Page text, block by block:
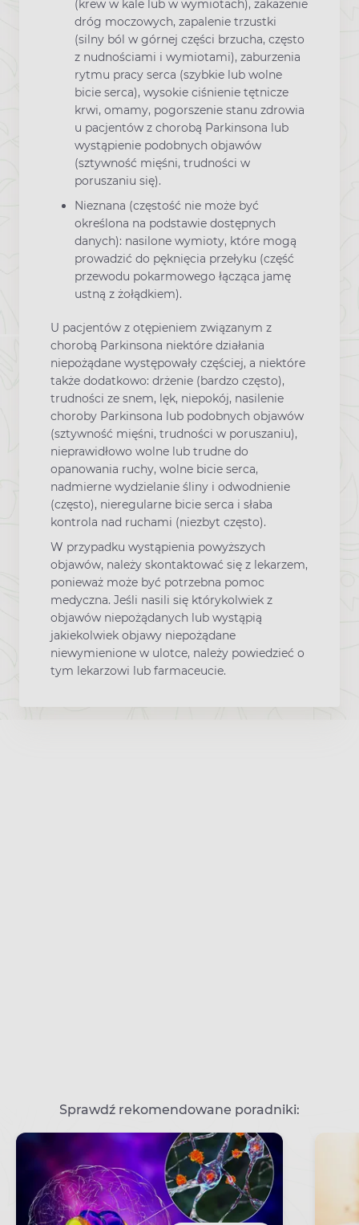
(krew w kale lub w wymiotach), zakażenie
dróg moczowych, zapalenie trzustki
(silny ból w górnej części brzucha, często
z nudnościami i wymiotami), zaburzenia
rytmu pracy serca (szybkie lub wolne
bicie serca), wysokie ciśnienie tętnicze
krwi, omamy, pogorszenie stanu zdrowia
u pacjentów z chorobą Parkinsona lub
wystąpienie podobnych objawów
(sztywność mięśni, trudności w
poruszaniu się).
Nieznana (częstość nie może być
określona na podstawie dostępnych
danych): nasilone wymioty, które mogą
prowadzić do pęknięcia przełyku (część
przewodu pokarmowego łącząca jamę
ustną z żołądkiem).
U pacjentów z otępieniem związanym z
chorobą Parkinsona niektóre działania
niepożądane występowały częściej, a niektóre
także dodatkowo: drżenie (bardzo często),
trudności ze snem, lęk, niepokój, nasilenie
choroby Parkinsona lub podobnych objawów
(sztywność mięśni, trudności w poruszaniu),
nieprawidłowo wolne lub trudne do
opanowania ruchy, wolne bicie serca,
nadmierne wydzielanie śliny i odwodnienie
(często), nieregularne bicie serca i słaba
kontrola nad ruchami (niezbyt często).
W przypadku wystąpienia powyższych
objawów, należy skontaktować się z lekarzem,
ponieważ może być potrzebna pomoc
medyczna. Jeśli nasili się którykolwiek z
objawów niepożądanych lub wystąpią
jakiekolwiek objawy niepożądane
niewymienione w ulotce, należy powiedzieć o
tym lekarzowi lub farmaceucie.
Sprawdź rekomendowane poradniki: